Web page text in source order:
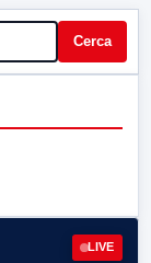
Cerca
LIVE